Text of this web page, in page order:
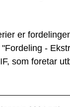
er
-
som foretar